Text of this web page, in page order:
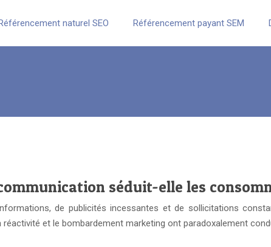
naturel SEO Référencement payant SEM
séduit-elle les
de publicités incessantes et de sollicitations
réactivité et le bombardement marketing ont paradoxalement